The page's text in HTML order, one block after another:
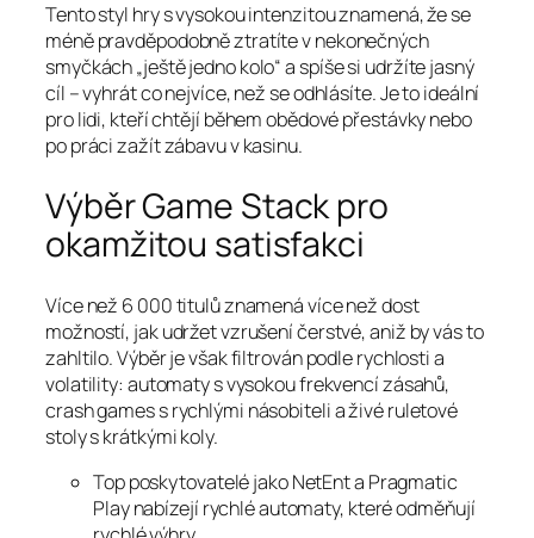
Tento styl hry s vysokou intenzitou znamená, že se
méně pravděpodobně ztratíte v nekonečných
smyčkách „ještě jedno kolo“ a spíše si udržíte jasný
cíl – vyhrát co nejvíce, než se odhlásíte. Je to ideální
pro lidi, kteří chtějí během obědové přestávky nebo
po práci zažít zábavu v kasinu.
Výběr Game Stack pro
okamžitou satisfakci
Více než 6 000 titulů znamená více než dost
možností, jak udržet vzrušení čerstvé, aniž by vás to
zahltilo. Výběr je však filtrován podle rychlosti a
volatility: automaty s vysokou frekvencí zásahů,
crash games s rychlými násobiteli a živé ruletové
stoly s krátkými koly.
Top poskytovatelé jako NetEnt a Pragmatic
Play nabízejí rychlé automaty, které odměňují